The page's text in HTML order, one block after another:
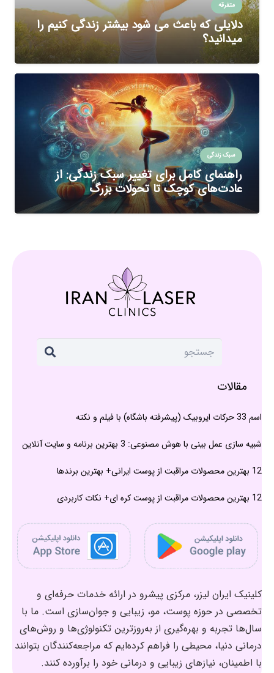
متفرقه
دلایلی که باعث می شود بیشتر زندگی کنیم را
میدانید؟
سبک زندگی
راهنمای کامل برای تغییر سبک زندگی: از
عادت‌های کوچک تا تحولات بزرگ
مقالات
اسم 33 حرکات ایروبیک (پیشرفته باشگاه) با فیلم و نکته
شبیه سازی عمل بینی با هوش مصنوعی: 3 بهترین برنامه و سایت آنلاین
12 بهترین محصولات مراقبت از پوست ایرانی+ بهترین برندها
12 بهترین محصولات مراقبت از پوست کره ای+ نکات کاربردی
کلینیک ایران لیزر، مرکزی پیشرو در ارائه خدمات حرفه‌ای و
تخصصی در حوزه پوست، مو، زیبایی و جوان‌سازی است. ما با
سال‌ها تجربه و بهره‌گیری از به‌روزترین تکنولوژی‌ها و روش‌های
درمانی دنیا، محیطی را فراهم کرده‌ایم که مراجعه‌کنندگان بتوانند
با اطمینان، نیازهای زیبایی و درمانی خود را برآورده کنند.